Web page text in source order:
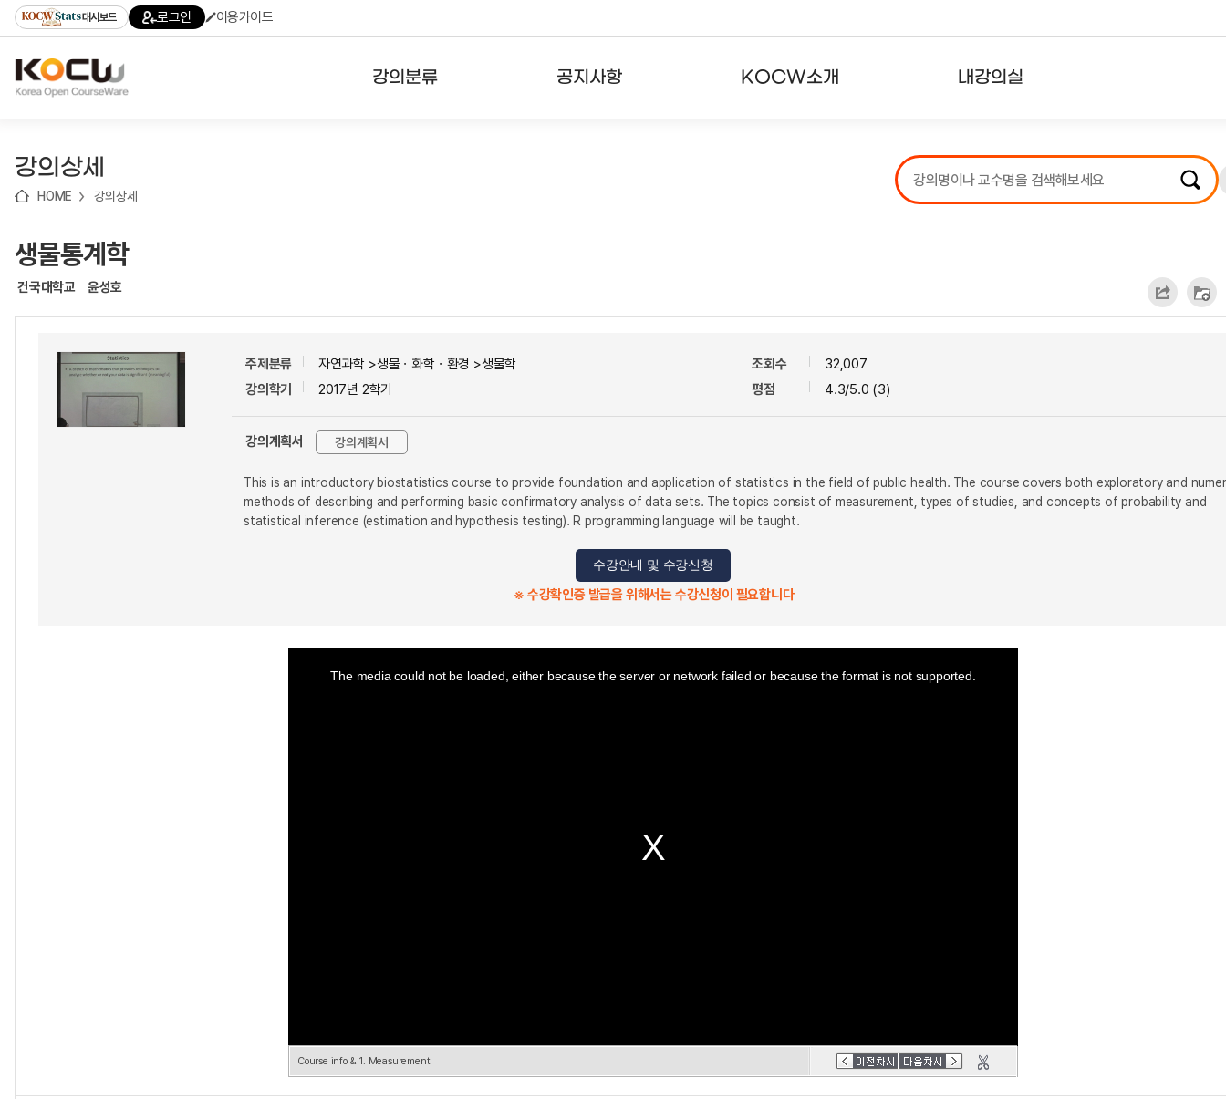
기
기
기
content)
가
대시보드 로그인 이용가이드
강의분류 공지사항 KOCW소개 내강의실
강의리스트
수강확인증강의
강의상세
HOME 강의상세
생물통계학
건국대학교 윤성호
주제분류
자연과학 >생물ㆍ화학ㆍ환경 >생물학
강의학기
2017년 2학기
조회수
32,007
평점
4.3/5.0 (3)
강의계획서 강의계획서
This is an introductory biostatistics course to provide foundation and application of statistics in the field of public health. The course covers both exploratory and
methods of describing and performing basic confirmatory analysis of data sets. The topics consist of measurement, types of studies, and concepts of probability and
statistical inference (estimation and hypothesis testing). R programming language will be taught.
수강안내 및 수강신청
※ 수강확인증 발급을 위해서는 수강신청이 필요합니다
The media could not be loaded, either because the server or network failed or because the format is not supported.
Course info & 1. Measurement